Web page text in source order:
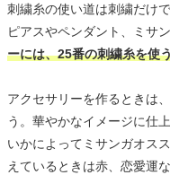
刺繍糸の使い道は刺繍だけ
ピアスやペンダント、ミサ
ーには、25番の刺繍糸を使
アクセサリーを作るときは
う。華やかなイメージに仕
いかによってミサンガオス
えているときは赤、恋愛運